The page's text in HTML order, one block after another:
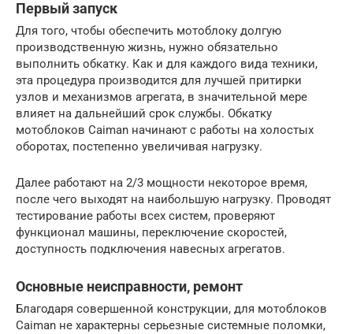
Первый запуск
Для того, чтобы обеспечить мотоблоку долгую
производственную жизнь, нужно обязательно
выполнить обкатку. Как и для каждого вида техники,
эта процедура производится для лучшей притирки
узлов и механизмов агрегата, в значительной мере
влияет на дальнейший срок службы. Обкатку
мотоблоков Caiman начинают с работы на холостых
оборотах, постепенно увеличивая нагрузку.
Далее работают на 2/3 мощности некоторое время,
после чего выходят на наибольшую нагрузку. Проводят
тестирование работы всех систем, проверяют
функционал машины, переключение скоростей,
доступность подключения навесных агрегатов.
Основные неисправности, ремонт
Благодаря совершенной конструкции, для мотоблоков
Caiman не характерны серьезные системные поломки,